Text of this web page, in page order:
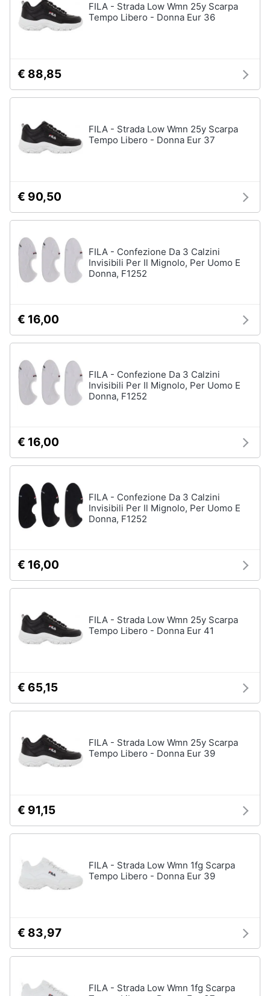
FILA - Strada Low Wmn 25y Scarpa
Tempo Libero - Donna Eur 36
€ 88,85
FILA - Strada Low Wmn 25y Scarpa
Tempo Libero - Donna Eur 37
€ 90,50
FILA - Confezione Da 3 Calzini
Invisibili Per Il Mignolo, Per Uomo E
Donna, F1252
€ 16,00
FILA - Confezione Da 3 Calzini
Invisibili Per Il Mignolo, Per Uomo E
Donna, F1252
€ 16,00
FILA - Confezione Da 3 Calzini
Invisibili Per Il Mignolo, Per Uomo E
Donna, F1252
€ 16,00
FILA - Strada Low Wmn 25y Scarpa
Tempo Libero - Donna Eur 41
€ 65,15
FILA - Strada Low Wmn 25y Scarpa
Tempo Libero - Donna Eur 39
€ 91,15
FILA - Strada Low Wmn 1fg Scarpa
Tempo Libero - Donna Eur 39
€ 83,97
FILA - Strada Low Wmn 1fg Scarpa